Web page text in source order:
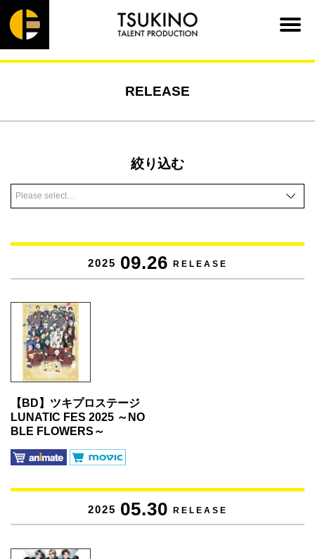
RELEASE
絞り込む
2025 09.26 RELEASE
【BD】ツキプロステージ
LUNATIC FES 2025 ～NO
BLE FLOWERS～
2025 05.30 RELEASE